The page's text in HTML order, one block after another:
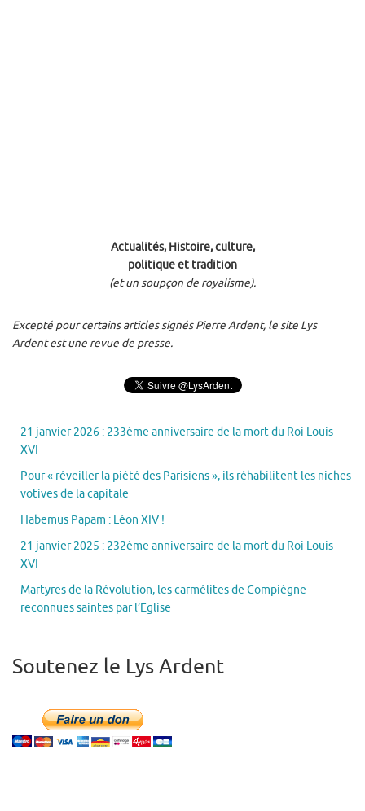
Actualités, Histoire, culture,
politique et tradition
(et un soupçon de royalisme).
Excepté pour certains articles signés Pierre Ardent, le site Lys
Ardent est une revue de presse.
21 janvier 2026 : 233ème anniversaire de la mort du Roi Louis
XVI
Pour « réveiller la piété des Parisiens », ils réhabilitent les niches
votives de la capitale
Habemus Papam : Léon XIV !
21 janvier 2025 : 232ème anniversaire de la mort du Roi Louis
XVI
Martyres de la Révolution, les carmélites de Compiègne
reconnues saintes par l’Eglise
Soutenez le Lys Ardent